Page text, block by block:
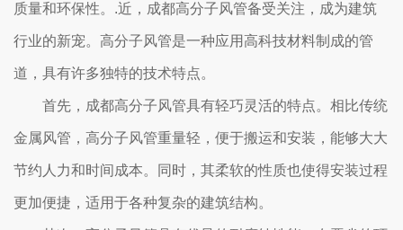
质量和环保性。.近，成都高分子风管备受关注，成为建筑
行业的新宠。高分子风管是一种应用高科技材料制成的管
道，具有许多独特的技术特点。
首先，成都高分子风管具有轻巧灵活的特点。相比传统
金属风管，高分子风管重量轻，便于搬运和安装，能够大大
节约人力和时间成本。同时，其柔软的性质也使得安装过程
更加便捷，适用于各种复杂的建筑结构。